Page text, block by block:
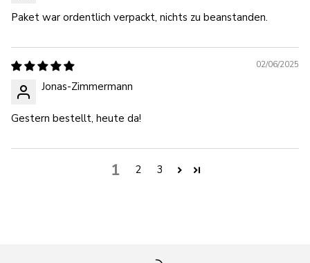
Paket war ordentlich verpackt, nichts zu beanstanden.
02/06/2025
Jonas-Zimmermann
Gestern bestellt, heute da!
1 2 3